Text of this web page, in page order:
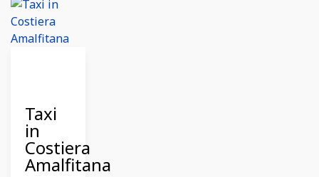
Taxi
in
Costiera
Amalfitana